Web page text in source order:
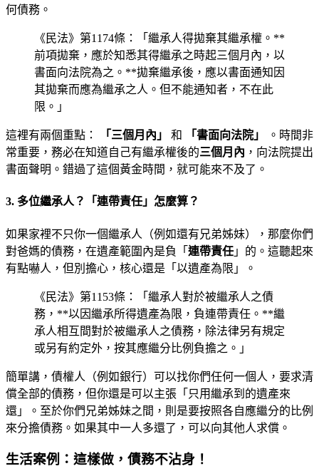
何債務。
《民法》第1174條：「繼承人得拋棄其繼承權。**
前項拋棄，應於知悉其得繼承之時起三個月內，以
書面向法院為之。**拋棄繼承後，應以書面通知因
其拋棄而應為繼承之人。但不能通知者，不在此
限。」
這裡有兩個重點： 「三個月內」 和 「書面向法院」
。時間非
常重要，務必在知道自己有繼承權後的三個月內 ，向法院提出
書面聲明。錯過了這個黃金時間，就可能來不及了。
3. 多位繼承人？「連帶責任」怎麼算？
如果家裡不只你一個繼承人（例如還有兄弟姊妹），那麼你們
對爸媽的債務，在遺產範圍內是負「 連帶責任 」的。這聽起來
有點嚇人，但別擔心，核心還是「以遺產為限」。
《民法》第1153條：「繼承人對於被繼承人之債
務，**以因繼承所得遺產為限，負連帶責任。**繼
承人相互間對於被繼承人之債務，除法律另有規定
或另有約定外，按其應繼分比例負擔之。」
簡單講，債權人（例如銀行）可以找你們任何一個人，要求清
償全部的債務，但你還是可以主張「只用繼承到的遺產來
還」。至於你們兄弟姊妹之間，則是要按照各自應繼分的比例
來分擔債務。如果其中一人多還了，可以向其他人求償。
生活案例：這樣做，債務不沾身！